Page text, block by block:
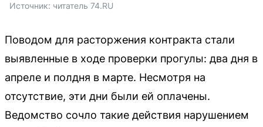
Источник: читатель 74.RU
Поводом для расторжения контракта стали
выявленные в ходе проверки прогулы: два дня в
апреле и полдня в марте. Несмотря на
отсутствие, эти дни были ей оплачены.
Ведомство сочло такие действия нарушением